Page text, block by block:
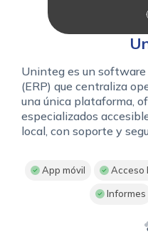
Uninteg es un
(ERP) que centraliza
una única plataforma,
especializados
local, con soporte y
App móvil Acceso
Informes